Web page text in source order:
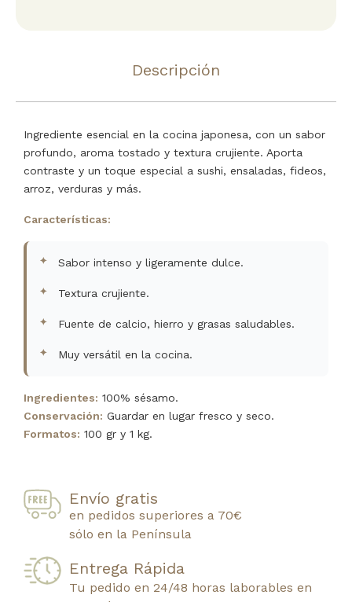
Descripción
Ingrediente esencial en la cocina japonesa, con un sabor
profundo, aroma tostado y textura crujiente. Aporta
contraste y un toque especial a sushi, ensaladas, fideos,
arroz, verduras y más.
Características:
Sabor intenso y ligeramente dulce.
Textura crujiente.
Fuente de calcio, hierro y grasas saludables.
Muy versátil en la cocina.
Ingredientes: 100% sésamo.
Conservación: Guardar en lugar fresco y seco.
Formatos: 100 gr y 1 kg.
Envío gratis
en pedidos superiores a 70€
sólo en la Península
Entrega Rápida
Tu pedido en 24/48 horas laborables en